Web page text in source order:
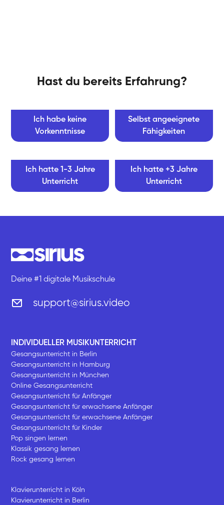
Hast du bereits Erfahrung?
Ich habe keine
Vorkenntnisse
Selbst angeeignete
Fähigkeiten
Ich hatte 1-3 Jahre
Unterricht
Ich hatte +3 Jahre
Unterricht
Deine #1 digitale Musikschule
support@sirius.video
INDIVIDUELLER MUSIKUNTERRICHT
Gesangsunterricht in Berlin
Gesangsunterricht in Hamburg
Gesangsunterricht in München
Online Gesangsunterricht
Gesangsunterricht für Anfänger
Gesangsunterricht für erwachsene Anfänger
Gesangsunterricht für erwachsene Anfänger
Gesangsunterricht für Kinder
Pop singen lernen
Klassik gesang lernen
Rock gesang lernen
Klavierunterricht in Köln
Klavierunterricht in Berlin